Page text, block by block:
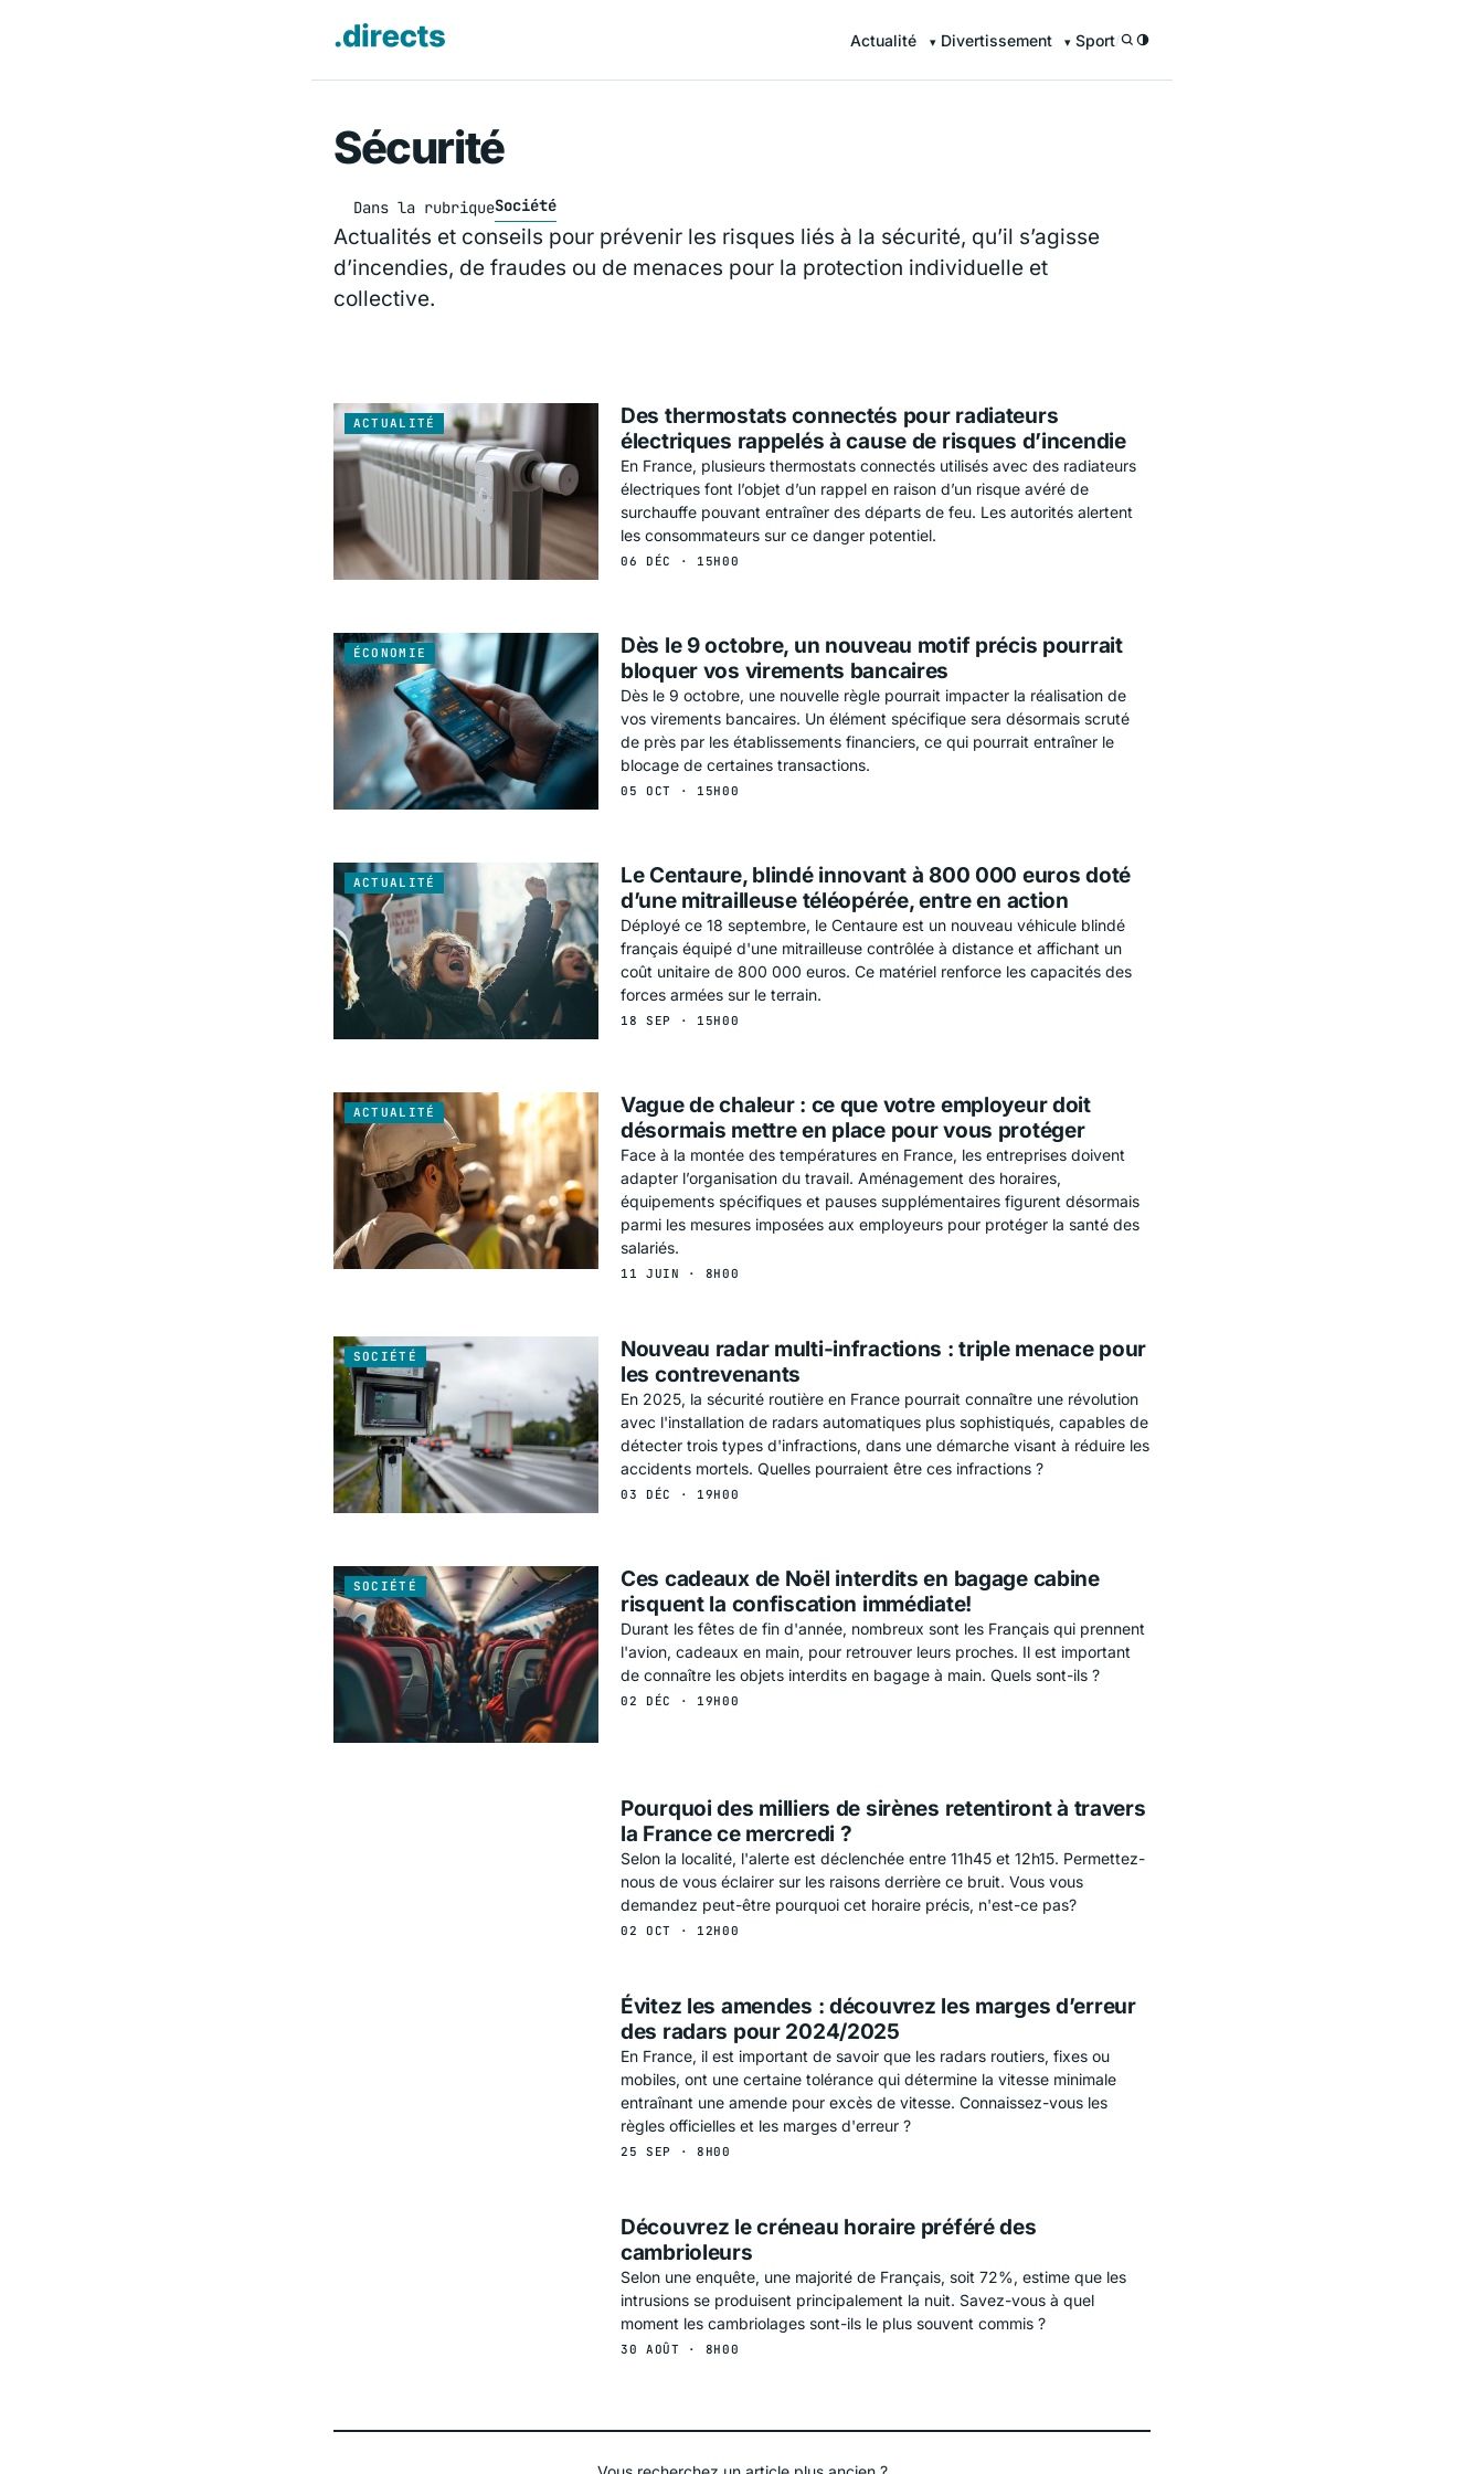
Actualité Divertissement Sport/
Sécurité
Dans la rubriqueSociété
Actualités et conseils pour prévenir les risques liés à la sécurité, qu’il s’agisse
d’incendies, de fraudes ou de menaces pour la protection individuelle et
collective.
ACTUALITÉ
Des thermostats connectés pour radiateurs
électriques rappelés à cause de risques d’incendie
En France, plusieurs thermostats connectés utilisés avec des radiateurs
électriques font l’objet d’un rappel en raison d’un risque avéré de
surchauffe pouvant entraîner des départs de feu. Les autorités alertent
les consommateurs sur ce danger potentiel.
06 DÉC · 15H00
ÉCONOMIE
Dès le 9 octobre, un nouveau motif précis pourrait
bloquer vos virements bancaires
Dès le 9 octobre, une nouvelle règle pourrait impacter la réalisation de
vos virements bancaires. Un élément spécifique sera désormais scruté
de près par les établissements financiers, ce qui pourrait entraîner le
blocage de certaines transactions.
05 OCT · 15H00
ACTUALITÉ
Le Centaure, blindé innovant à 800 000 euros doté
d’une mitrailleuse téléopérée, entre en action
Déployé ce 18 septembre, le Centaure est un nouveau véhicule blindé
français équipé d'une mitrailleuse contrôlée à distance et affichant un
coût unitaire de 800 000 euros. Ce matériel renforce les capacités des
forces armées sur le terrain.
18 SEP · 15H00
ACTUALITÉ
Vague de chaleur : ce que votre employeur doit
désormais mettre en place pour vous protéger
Face à la montée des températures en France, les entreprises doivent
adapter l’organisation du travail. Aménagement des horaires,
équipements spécifiques et pauses supplémentaires figurent désormais
parmi les mesures imposées aux employeurs pour protéger la santé des
salariés.
11 JUIN · 8H00
SOCIÉTÉ
Nouveau radar multi-infractions : triple menace pour
les contrevenants
En 2025, la sécurité routière en France pourrait connaître une révolution
avec l'installation de radars automatiques plus sophistiqués, capables de
détecter trois types d'infractions, dans une démarche visant à réduire les
accidents mortels. Quelles pourraient être ces infractions ?
03 DÉC · 19H00
SOCIÉTÉ
Ces cadeaux de Noël interdits en bagage cabine
risquent la confiscation immédiate!
Durant les fêtes de fin d'année, nombreux sont les Français qui prennent
l'avion, cadeaux en main, pour retrouver leurs proches. Il est important
de connaître les objets interdits en bagage à main. Quels sont-ils ?
02 DÉC · 19H00
Pourquoi des milliers de sirènes retentiront à travers
la France ce mercredi ?
Selon la localité, l'alerte est déclenchée entre 11h45 et 12h15. Permettez-
nous de vous éclairer sur les raisons derrière ce bruit. Vous vous
demandez peut-être pourquoi cet horaire précis, n'est-ce pas?
02 OCT · 12H00
Évitez les amendes : découvrez les marges d’erreur
des radars pour 2024/2025
En France, il est important de savoir que les radars routiers, fixes ou
mobiles, ont une certaine tolérance qui détermine la vitesse minimale
entraînant une amende pour excès de vitesse. Connaissez-vous les
règles officielles et les marges d'erreur ?
25 SEP · 8H00
Découvrez le créneau horaire préféré des
cambrioleurs
Selon une enquête, une majorité de Français, soit 72%, estime que les
intrusions se produisent principalement la nuit. Savez-vous à quel
moment les cambriolages sont-ils le plus souvent commis ?
30 AOÛT · 8H00